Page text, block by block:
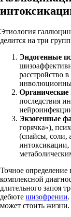
Этиология
делится на три
Эндогенные
расстройство
Органические
последствия
Экзогенные
горячка»),
(спайсы, соли,
интоксикации,
Точное
комплексной
длительного запоя
дебюте шизофрении
может стоить жизни.